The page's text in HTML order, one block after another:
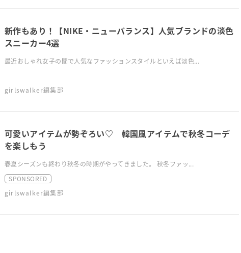
新作もあり！【NIKE・ニューバランス】人気ブランドの淡色
スニーカー4選
最近おしゃれ女子の間で人気なファッションスタイルといえば淡色...
girlswalker編集部
可愛いアイテムが勢ぞろい♡ 韓国風アイテムで秋冬コーデ
を楽しもう
春夏シーズンも終わり秋冬の時期がやってきました。 秋冬ファッ...
SPONSORED
girlswalker編集部